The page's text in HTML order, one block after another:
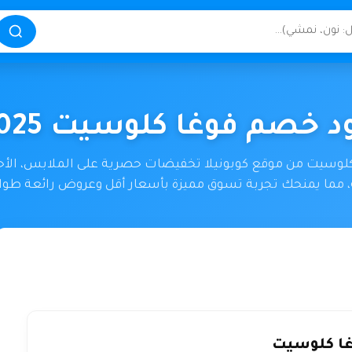
خصم فوغا كلوسيت 2025
من موقع كوبونيلا تخفيضات حصرية على الملابس،
مما يمنحك تجربة تسوق مميزة بأسعار أقل وعروض رائعة
كلوسيت